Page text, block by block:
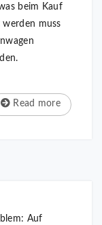
beim Kauf
werden muss
Read more
Auf